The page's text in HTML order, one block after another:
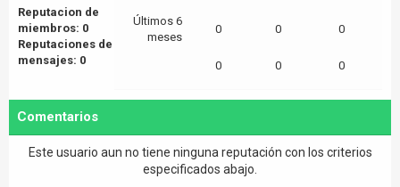
Reputacion de
miembros: 0
Reputaciones de
mensajes: 0
Últimos 6
meses
0 0 0
0 0 0
Comentarios
Este usuario aun no tiene ninguna reputación con los criterios
especificados abajo.